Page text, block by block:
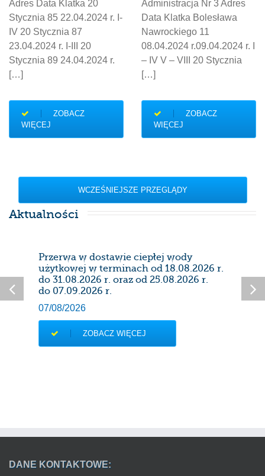
Adres Data Klatka 20
Stycznia 85 22.04.2024 r. I-
IV 20 Stycznia 87
23.04.2024 r. I-III 20
Stycznia 89 24.04.2024 r.
[…]
ZOBACZ
WIĘCEJ
Administracja Nr 3 Adres
Data Klatka Bolesława
Nawrockiego 11
08.04.2024 r.09.04.2024 r. I
– IV V – VIII 20 Stycznia
[…]
ZOBACZ
WIĘCEJ
WCZEŚNIEJSZE PRZEGLĄDY
Aktualności
Przerwa w dostawie ciepłej wody
użytkowej w terminach od 18.08.2026 r.
do 31.08.2026 r. oraz od 25.08.2026 r.
do 07.09.2026 r.
07/08/2026
ZOBACZ WIĘCEJ
DANE KONTAKTOWE: